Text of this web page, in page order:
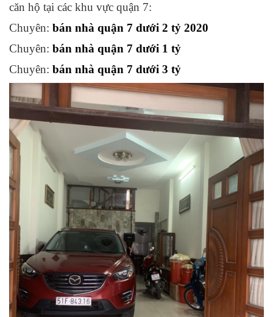
căn hộ tại các khu vực quận 7:
Chuyên: bán nhà quận 7 dưới 2 tỷ 2020
Chuyên: bán nhà quận 7 dưới 1 tỷ
Chuyên: bán nhà quận 7 dưới 3 tỷ